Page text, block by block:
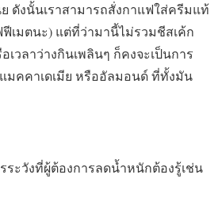
ดังนั้นเราสามารถสั่งกาแฟใส่ครีมแท้
เมตนะ) แต่ที่ว่ามานี้ไม่รวมชีสเค้ก
วลาว่างกินเพลินๆ ก็คงจะเป็นการ
คคาเดเมีย หรืออัลมอนด์ ที่ทั้งมัน
ะวังที่ผู้ต้องการลดน้ำหนักต้องรู้เช่น